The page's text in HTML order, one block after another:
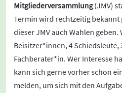
Mitgliederversammlung(JMV)
Termin wird rechtzeitig bekannt
dieser JMV auch Wahlen geben.
Beisitzer*innen, 4
Fachberater*in. Wer Interesse
kann sich gerne vorher schon
melden, um sich mit den